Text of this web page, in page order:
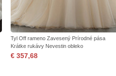
Tyl Off rameno Zavesený Prírodné pása
Krátke rukávy Nevestin obleko
€ 357,68